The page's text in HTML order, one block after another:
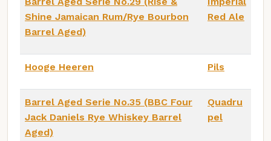
Shine Jamaican Rum/Rye Bourbon
Barrel Aged)
Red Ale
Hooge Heeren Pils
Barrel Aged Serie No.35 (BBC Four
Jack Daniels Rye Whiskey Barrel
Aged)
Quadru
pel